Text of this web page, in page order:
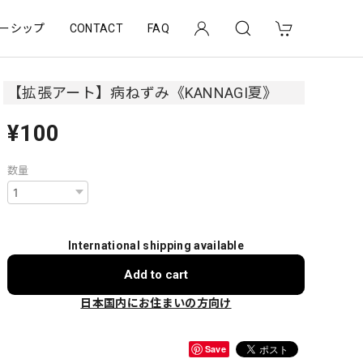
シップ CONTACT FAQ
【拡張アート】病ねずみ《KANNAGI夏》
¥100
数量
International shipping available
Add to cart
日本国内にお住まいの方向け
Save